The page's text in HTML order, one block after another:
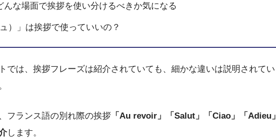
んな場面で挨拶を使い分けるべきか気になる
）」は挨拶で使っていいの？
では、挨拶フレーズは紹介されていても、細かな違いは説明されてい
フランス語の別れ際の挨拶 「Au revoir」「Salut」「Ciao」「Adieu」
します。